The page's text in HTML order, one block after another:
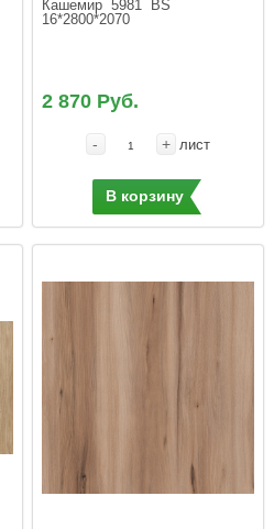
Кашемир  5981  ВS
16*2800*2070
2 870 Руб.
- + лист
В корзину